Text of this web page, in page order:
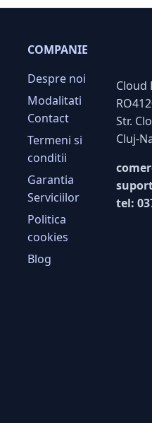
COMPANIE
Despre noi
Modalitati
Contact
Termeni si
conditii
Garantia
Serviciilor
Politica
cookies
Blog
Cloud
Str.
Cluj-
tel: